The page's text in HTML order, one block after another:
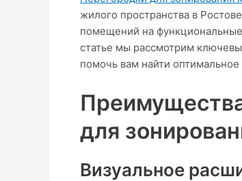
жилого пространства в
помещений на
статье мы рассмотрим
помочь вам найти
для
Визуальное